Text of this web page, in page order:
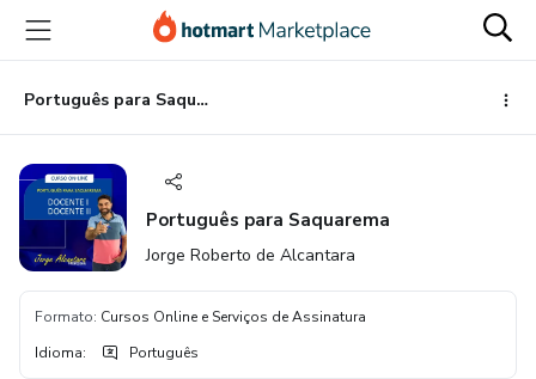
para
conteúdo
principal
para
pagamento
para
rodapé
Português para Saquarema
Português para Saquarema
Jorge Roberto de Alcantara
Formato: Cursos Online e Serviços de Assinatura
Idioma: Português